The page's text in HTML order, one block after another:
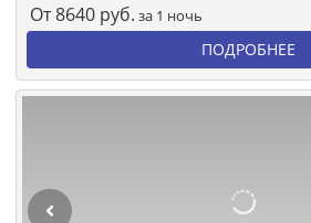
От8640 руб. за 1 ночь
ПОДРОБНЕЕ